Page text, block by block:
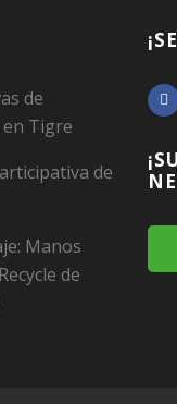
de
en Tigre
de
Manos
de